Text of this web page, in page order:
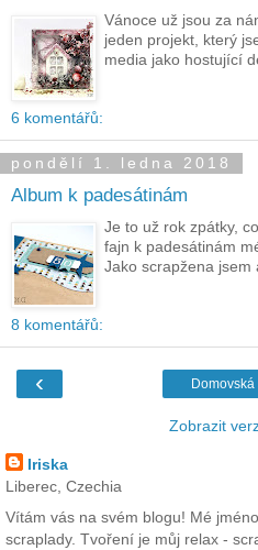
Vánoce už jsou za
jeden projekt, který
media jako hostující
6 komentářů:
pondělí 1. ledna 2018
Album k padesátinám
Je to už rok zpátky,
fajn k padesátinám
Jako scrapžena jsem
8 komentářů:
‹
Zobrazit
Iriska
Liberec, Czechia
Vítám vás na svém blogu! Mé
scraplady. Tvoření je můj relax -